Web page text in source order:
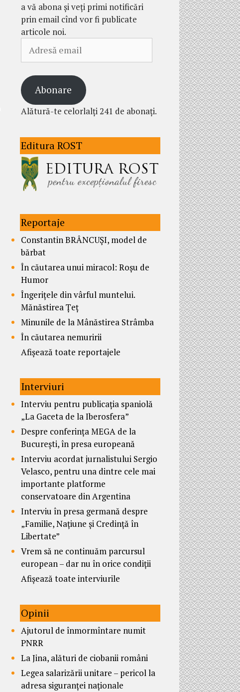
a vă abona și veți primi notificări
prin email cînd vor fi publicate
articole noi.
email
Abonare
Alătură-te celorlalți 241 de abonați.
Editura ROST
Reportaje
Constantin BRÂNCUȘI, model de
bărbat
În căutarea unui miracol: Roșu de
Humor
Îngerițele din vârful muntelui.
Mănăstirea Țeț
Minunile de la Mânăstirea Strâmba
În căutarea nemuririi
Afișează toate reportajele
Interviuri
Interviu pentru publicația spaniolă
„La Gaceta de la Iberosfera”
Despre conferința MEGA de la
București, în presa europeană
Interviu acordat jurnalistului Sergio
Velasco, pentru una dintre cele mai
importante platforme
conservatoare din Argentina
Interviu în presa germană despre
„Familie, Națiune și Credință în
Libertate”
Vrem să ne continuăm parcursul
european – dar nu în orice condiții
Afișează toate interviurile
Opinii
Ajutorul de înmormîntare numit
PNRR
La Jina, alături de ciobanii români
Legea salarizării unitare – pericol la
adresa siguranței naționale